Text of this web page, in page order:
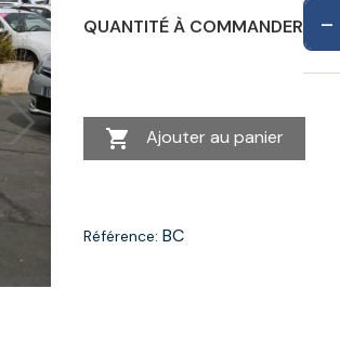
QUANTITÉ À COMMANDER -
 Ajouter au panier
Référence: BC